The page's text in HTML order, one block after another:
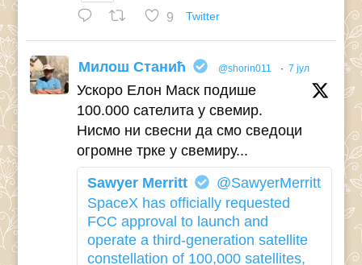
9 Twitter
Милош Станић @shorin011 · 7 јул
Ускоро Елон Маск подише
100.000 сателита у свемир.
Нисмо ни свесни да смо сведоци
огромне трке у свемиру...
Sawyer Merritt
@SawyerMerritt
SpaceX has officially requested
FCC approval to launch and
operate a third-generation satellite
constellation of 100,000 satellites,